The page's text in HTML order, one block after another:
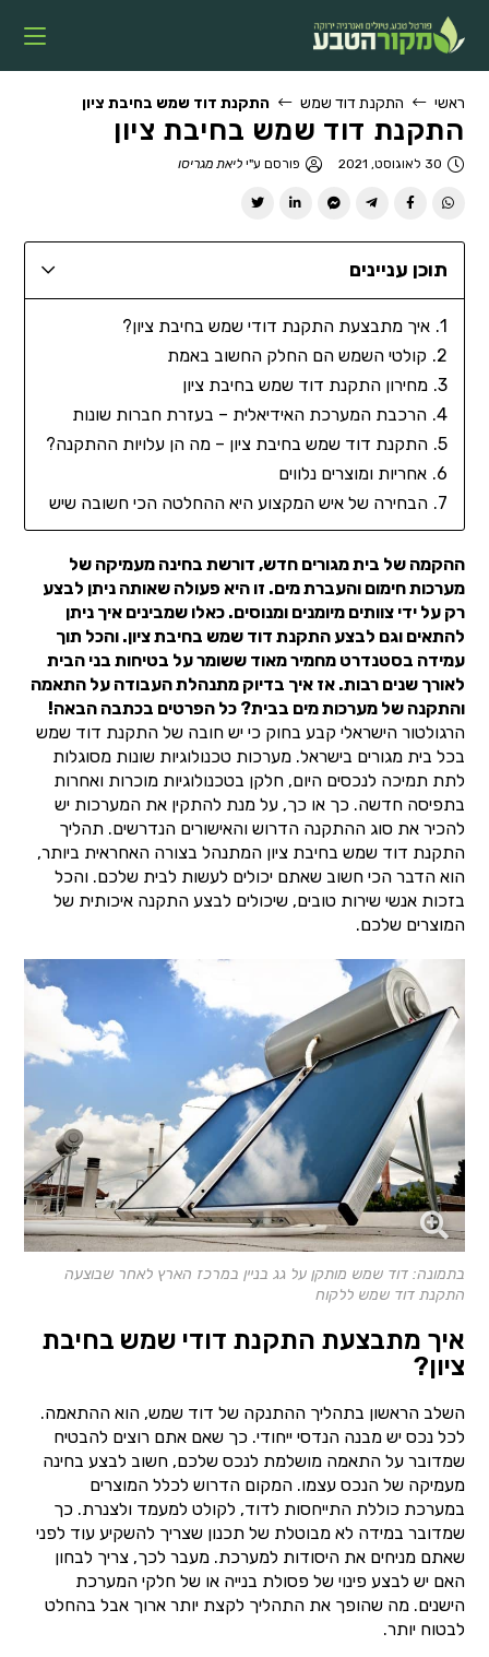
ראשי התקנת דוד שמש התקנת דוד שמש בחיבת ציון
התקנת דוד שמש בחיבת ציון
30 לאוגוסט, 2021 פורסם ע"יליאת מגריסו
תוכן עניינים
איך מתבצעת התקנת דודי שמש בחיבת ציון?
קולטי השמש הם החלק החשוב באמת
מחירון התקנת דוד שמש בחיבת ציון
הרכבת המערכת האידיאלית – בעזרת חברות שונות
התקנת דוד שמש בחיבת ציון – מה הן עלויות ההתקנה?
אחריות ומוצרים נלווים
הבחירה של איש המקצוע היא ההחלטה הכי חשובה שיש
ההקמה של בית מגורים חדש, דורשת בחינה מעמיקה של
מערכות חימום והעברת מים. זו היא פעולה שאותה ניתן לבצע
רק על ידי צוותים מיומנים ומנוסים. כאלו שמבינים איך ניתן
להתאים וגם לבצע התקנת דוד שמש בחיבת ציון. והכל תוך
עמידה בסטנדרט מחמיר מאוד ששומר על בטיחות בני הבית
לאורך שנים רבות. אז איך בדיוק מתנהלת העבודה על התאמה
והתקנה של מערכות מים בבית? כל הפרטים בכתבה הבאה!
הרגולטור הישראלי קבע בחוק כי יש חובה של התקנת דוד שמש
בכל בית מגורים בישראל. מערכות טכנולוגיות שונות מסוגלות
לתת תמיכה לנכסים היום, חלקן בטכנולוגיות מוכרות ואחרות
בתפיסה חדשה. כך או כך, על מנת להתקין את המערכות יש
להכיר את סוג ההתקנה הדרוש והאישורים הנדרשים. תהליך
התקנת דוד שמש בחיבת ציון המתנהל בצורה האחראית ביותר,
הוא הדבר הכי חשוב שאתם יכולים לעשות לבית שלכם. והכל
בזכות אנשי שירות טובים, שיכולים לבצע התקנה איכותית של
המוצרים שלכם.
בתמונה: דוד שמש מותקן על גג בניין במרכז הארץ לאחר שבוצעה
התקנת דוד שמש ללקוח
איך מתבצעת התקנת דודי שמש בחיבת
ציון?
השלב הראשון בתהליך ההתנקה של דוד שמש, הוא ההתאמה.
לכל נכס יש מבנה הנדסי ייחודי. כך שאם אתם רוצים להבטיח
שמדובר על התאמה מושלמת לנכס שלכם, חשוב לבצע בחינה
מעמיקה של הנכס עצמו. המקום הדרוש לכלל המוצרים
במערכת כוללת התייחסות לדוד, לקולט למעמד ולצנרת. כך
שמדובר במידה לא מבוטלת של תכנון שצריך להשקיע עוד לפני
שאתם מניחים את היסודות למערכת. מעבר לכך, צריך לבחון
האם יש לבצע פינוי של פסולת בנייה או של חלקי המערכת
הישנים. מה שהופך את התהליך לקצת יותר ארוך אבל בהחלט
לבטוח יותר.